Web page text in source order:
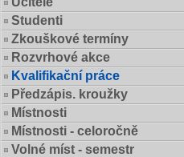
Studenti
Zkouškové termíny
Rozvrhové akce
Kvalifikační práce
Předzápis. kroužky
Místnosti
Místnosti - celoročně
Volné míst - semestr